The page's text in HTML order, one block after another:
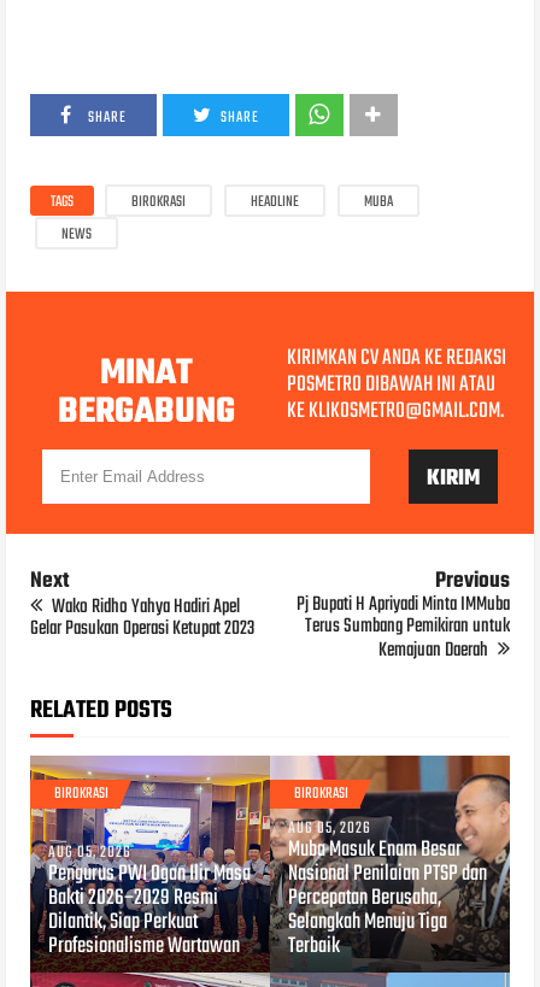
SHARE SHARE
TAGS BIROKRASI HEADLINE
MUBA
NEWS
MINAT
BERGABUNG
KIRIMKAN CV ANDA KE REDAKSI
POSMETRO DIBAWAH INI ATAU
KE KLIKOSMETRO@GMAIL.COM.
Next
Wako Ridho Yahya Hadiri Apel
Gelar Pasukan Operasi Ketupat 2023
Previous
Pj Bupati H Apriyadi Minta IMMuba
Terus Sumbang Pemikiran untuk
Kemajuan Daerah
RELATED POSTS
BIROKRASI
AUG 05, 2026
Pengurus PWI Ogan Ilir Masa
Bakti 2026–2029 Resmi
Dilantik, Siap Perkuat
Profesionalisme Wartawan
BIROKRASI
AUG 05, 2026
Muba Masuk Enam Besar
Nasional Penilaian PTSP dan
Percepatan Berusaha,
Selangkah Menuju Tiga
Terbaik